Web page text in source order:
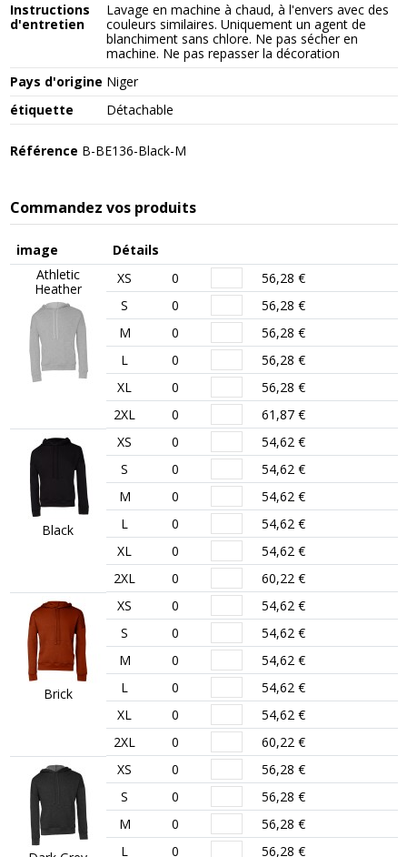
Instructions
d'entretien
Lavage en machine à chaud, à l'envers avec des
couleurs similaires. Uniquement un agent de
blanchiment sans chlore. Ne pas sécher en
machine. Ne pas repasser la décoration
Pays d'origine Niger
étiquette
Détachable
Référence B-BE136-Black-M
Commandez vos produits
image
Détails
Athletic
Heather
XS 0
56,28 €
S
0
56,28 €
M
0
56,28 €
L
0
56,28 €
XL
0
56,28 €
2XL
0 61,87 €
Black
XS 0
54,62 €
S
0
54,62 €
M
0
54,62 €
L
0
54,62 €
XL
0
54,62 €
2XL
0 60,22 €
Brick
XS 0
54,62 €
S
0
54,62 €
M
0
54,62 €
L
0
54,62 €
XL
0
54,62 €
2XL
0 60,22 €
XS 0
56,28 €
S
0
56,28 €
M
0
56,28 €
L
0 56,28 €